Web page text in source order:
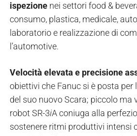
ispezione nei settori food &
consumo, plastica, medicale,
laboratorio e realizzazione di
l’automotive.
Velocità elevata e precisione
obiettivi che Fanuc si è posta per
del suo nuovo Scara; piccolo ma
robot SR-3iA coniuga alla
sostenere ritmi produttivi intensi